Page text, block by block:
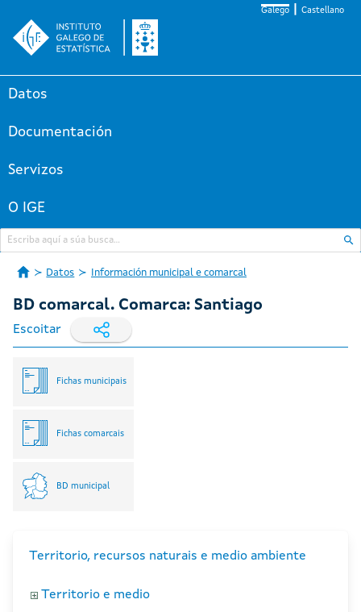
Galego Castellano
Datos
Documentación
Servizos
O IGE
Datos Información municipal e comarcal
BD comarcal. Comarca: Santiago
Escoitar
Fichas municipais
Fichas comarcais
BD municipal
Territorio, recursos naturais e medio ambiente
Territorio e medio